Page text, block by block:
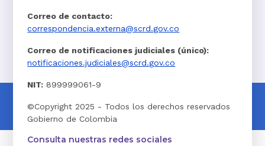
Correo de contacto:
correspondencia.externa@scrd.gov.co
Correo de notificaciones judiciales (único):
notificaciones.judiciales@scrd.gov.co
NIT: 899999061-9
©Copyright 2025 - Todos los derechos reservados
Gobierno de Colombia
Consulta nuestras redes sociales